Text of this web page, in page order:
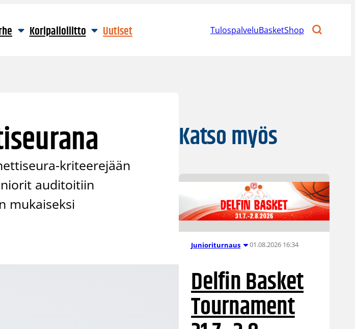
Koripalloliitto Uutiset TulospalveluBasketShop
kriteerejään
auditoitiin
mukaiseksi
Katso myös
Junioriturnaus 01.08.2026 16:34
Delfin Basket
Tournament